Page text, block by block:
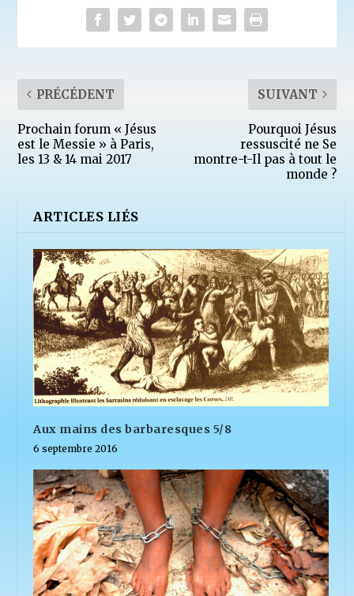
PRÉCÉDENT
Prochain forum « Jésus
est le Messie » à Paris,
les 13 & 14 mai 2017
SUIVANT
Pourquoi Jésus
ressuscité ne Se
montre-t-Il pas à tout le
monde ?
ARTICLES LIÉS
Aux mains des barbaresques 5/8
6 septembre 2016